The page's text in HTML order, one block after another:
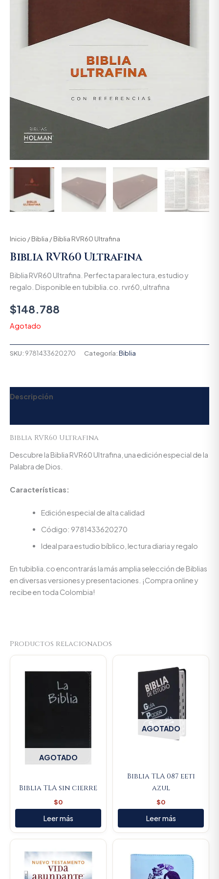
Inicio /Biblia / Biblia RVR60 Ultrafina
Biblia RVR60 Ultrafina
Biblia RVR60 Ultrafina. Perfecta para lectura, estudio y
regalo. Disponible en tubiblia.co. rvr60, ultrafina
$148.788
Agotado
SKU: 9781433620270 Categoría:Biblia
Descripción
Biblia RVR60 Ultrafina
Descubre la Biblia RVR60 Ultrafina, una edición especial de la
Palabra de Dios.
Características:
Edición especial de alta calidad
Código: 9781433620270
Ideal para estudio bíblico, lectura diaria y regalo
En tubiblia.co encontrarás la más amplia selección de Biblias
en diversas versiones y presentaciones. ¡Compra online y
recibe en toda Colombia!
Productos relacionados
AGOTADO
Biblia TLA sin cierre
$0
Leer más
AGOTADO
Biblia TLA 087 eeti
azul
$0
Leer más
$106.000.
Current
is: